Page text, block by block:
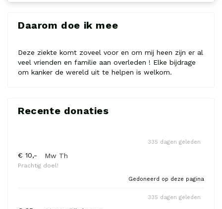
Daarom doe ik mee
Deze ziekte komt zoveel voor en om mij heen zijn er al
veel vrienden en familie aan overleden ! Elke bijdrage
om kanker de wereld uit te helpen is welkom.
Recente donaties
€ 10,- Mw Th
Prachtig doel!
335 dagen geleden
Gedoneerd op deze pagina
335 dagen geleden